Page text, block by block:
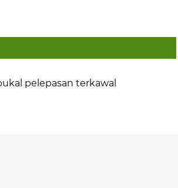
pelepasan terkawal